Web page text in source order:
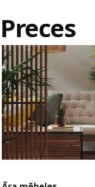
Preces